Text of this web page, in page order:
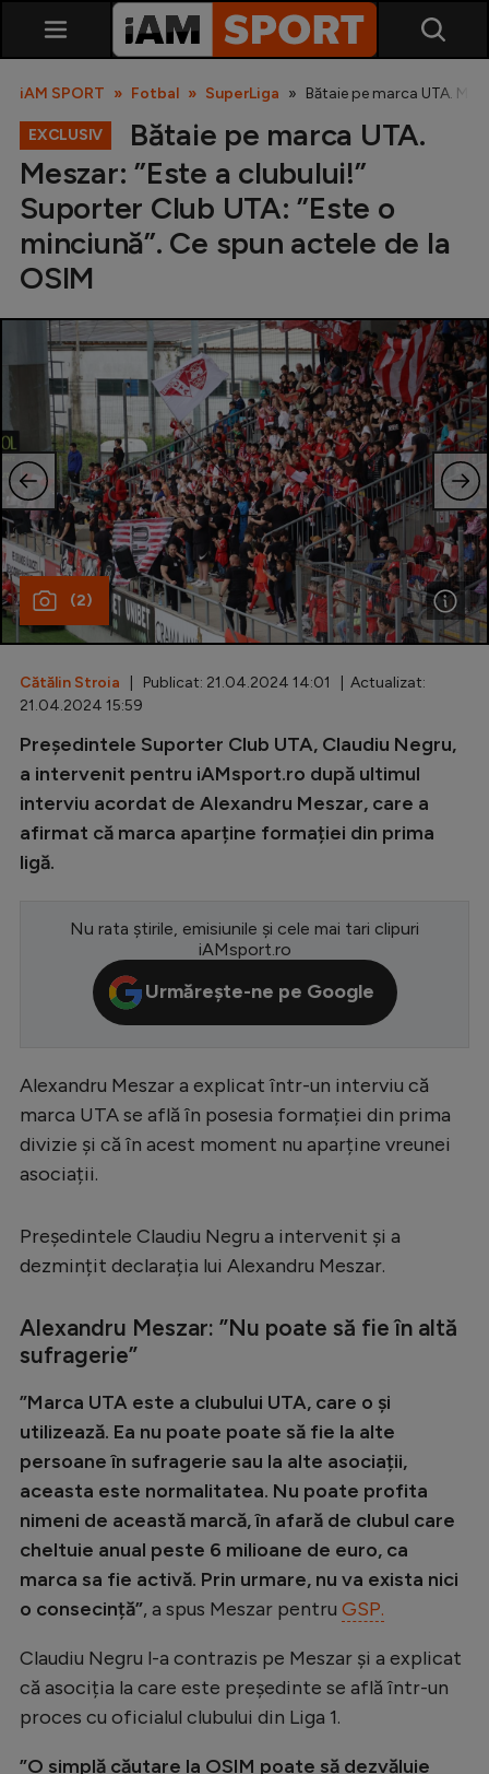
Liga 2
Cupa României
Echipa Națională
U21
Fotbal feminin
Special
Diverse
Inedit
Clasamente
Champions League
Europa League
Conference League
Premier League
Serie A
Ligue 1
Campionate
Tenis
Handbal
Natație
Formula 1
Gimnastică
Auto
Rugby
Ciclism
iAM SPORT Fotbal SuperLiga Bătaie pe marca UTA.
EXCLUSIV
Bătaie pe marca UTA.
Meszar: ”Este a clubului!”
Suporter Club UTA: ”Este o
minciună”. Ce spun actele de la
OSIM
(2)
Cătălin Stroia | Publicat: 21.04.2024 14:01 | Actualizat:
21.04.2024 15:59
Președintele Suporter Club UTA, Claudiu Negru,
a intervenit pentru iAMsport.ro după ultimul
interviu acordat de Alexandru Meszar, care a
afirmat că marca aparține formației din prima
ligă.
Nu rata știrile, emisiunile și cele mai tari clipuri
iAMsport.ro
Urmărește-ne pe Google
Alexandru Meszar a explicat într-un interviu că
marca UTA se află în posesia formației din prima
divizie și că în acest moment nu aparține vreunei
asociații.
Președintele Claudiu Negru a intervenit și a
dezmințit declarația lui Alexandru Meszar.
Alexandru Meszar: ”Nu poate să fie în altă
sufragerie”
”Marca UTA este a clubului UTA, care o și
utilizează. Ea nu poate poate să fie la alte
persoane în sufragerie sau la alte asociații,
aceasta este normalitatea. Nu poate profita
nimeni de această marcă, în afară de clubul care
cheltuie anual peste 6 milioane de euro, ca
marca sa fie activă. Prin urmare, nu va exista nici
o consecință”, a spus Meszar pentru GSP.
Claudiu Negru l-a contrazis pe Meszar și a explicat
că asociția la care este președinte se află într-un
proces cu oficialul clubului din Liga 1.
”O simplă căutare la OSIM poate să dezvăluie